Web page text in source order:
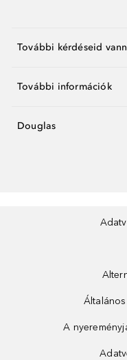
További kérdéseid
További információk
Douglas
A